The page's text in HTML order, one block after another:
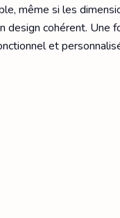
même si les
design cohérent.
et